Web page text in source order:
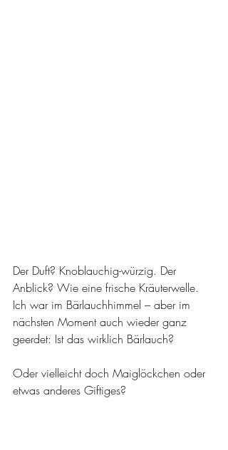
Der Duft? Knoblauchig-würzig. Der
Anblick? Wie eine frische Kräuterwelle.
Ich war im Bärlauchhimmel – aber im
nächsten Moment auch wieder ganz
geerdet: Ist das wirklich Bärlauch?
Oder vielleicht doch Maiglöckchen oder
etwas anderes Giftiges?